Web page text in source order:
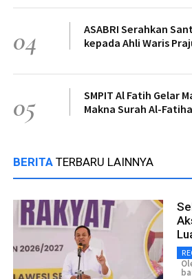
04
ASABRI Serahkan
kepada Ahli Waris
05
SMPIT Al Fatih Gelar
Makna Surah Al-
BERITA TERBARU LAINNYA